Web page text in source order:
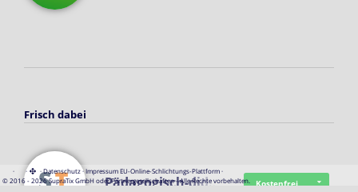
Frisch dabei
Pädagogisch-did… Kostenfrei
· · ·Datenschutz·Impressum EU-Online-Schlichtungs-Plattform·
© 2016 - 2026 SupraTix GmbH oder Partnergesellschaften - Alle Rechte vorbehalten.